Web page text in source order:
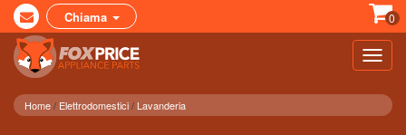
Chiama 0
Home Elettrodomestici Lavanderia